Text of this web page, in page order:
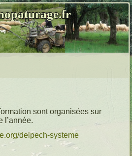
sont organisées sur
l’année.
delpech-systeme